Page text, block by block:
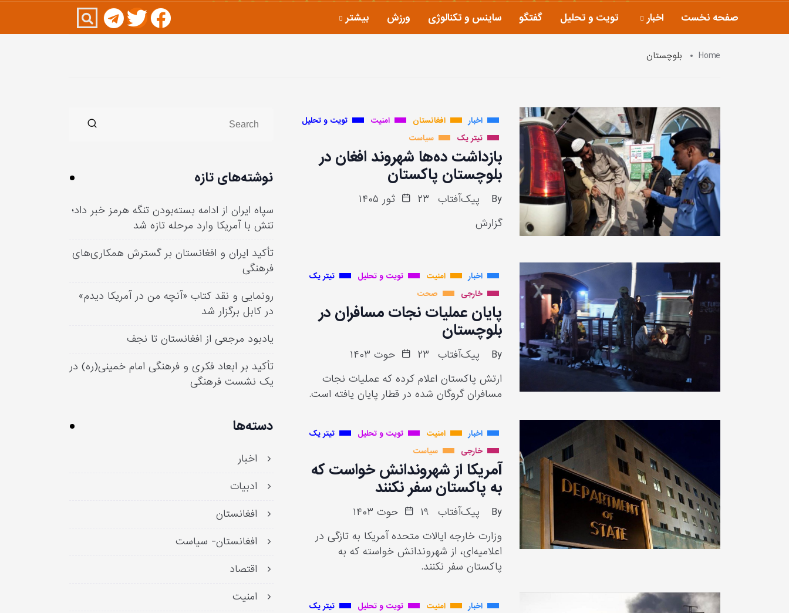
صفحه نخست اخبار تویت و تحلیل گفتگو ساینس و تکنالوژی ورزش بیشتر
Home بلوچستان
اخبار افغانستان امنیت
تویت و تحلیل
تیتر یک
سیاست
بازداشت ده‌ها شهروند افغان در
بلوچستان پاکستان
By پیک‌آفتاب ۲۳ ثور ۱۴۰۵
گزارش
اخبار امنیت تویت و تحلیل
تیتر یک
خارجی
صحت
پایان عملیات نجات مسافران در
بلوچستان
By پیک‌آفتاب ۲۳ حوت ۱۴۰۳
ارتش پاکستان اعلام کرده که عملیات نجات
مسافران گروگان شده در قطار پایان یافته است.
اخبار امنیت تویت و تحلیل
تیتر یک
خارجی
سیاست
آمریکا از شهروندانش خواست که
به پاکستان سفر نکنند
By پیک‌آفتاب ۱۹ حوت ۱۴۰۳
وزارت خارجه ایالات متحده آمریکا به تازگی در
اعلامیه‌ای، از شهروندانش خواسته که به
پاکستان سفر نکنند.
اخبار امنیت تویت و تحلیل
تیتر یک
نوشته‌های تازه
سپاه ایران از ادامه بسته‌بودن تنگه هرمز خبر داد؛
تنش با آمریکا وارد مرحله تازه شد
تأکید ایران و افغانستان بر گسترش همکاری‌های
فرهنگی
رونمایی و نقد کتاب «آنچه من در آمریکا دیدم»
در کابل برگزار شد
یادبود مرجعی از افغانستان تا نجف
تأکید بر ابعاد فکری و فرهنگی امام خمینی(ره) در
یک نشست فرهنگی
دسته‌ها
اخبار
ادبیات
افغانستان
افغانستان- سیاست
اقتصاد
امنیت